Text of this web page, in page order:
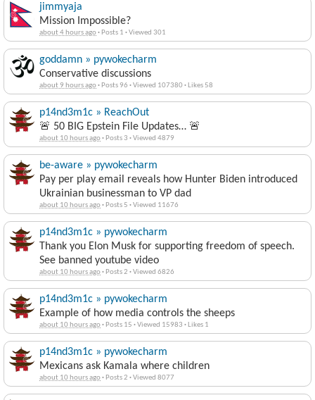
jimmyaja
Mission Impossible?
about 4 hours ago· Posts 1 ·Viewed 301
goddamn » pywokecharm
Conservative discussions
about 9 hours ago· Posts 96 ·Viewed 107380· Likes 58
p14nd3m1c » ReachOut
🚨 50 BIG Epstein File Updates… 🚨
about 10 hours ago· Posts 3 ·Viewed 4879
be-aware » pywokecharm
Pay per play email reveals how Hunter Biden introduced
Ukrainian businessman to VP dad
about 10 hours ago· Posts 5 ·Viewed 11676
p14nd3m1c » pywokecharm
Thank you Elon Musk for supporting freedom of speech.
See banned youtube video
about 10 hours ago· Posts 2 ·Viewed 6826
p14nd3m1c » pywokecharm
Example of how media controls the sheeps
about 10 hours ago· Posts 15 ·Viewed 15983 · Likes 1
p14nd3m1c » pywokecharm
Mexicans ask Kamala where children
about 10 hours ago· Posts 2 ·Viewed 8077